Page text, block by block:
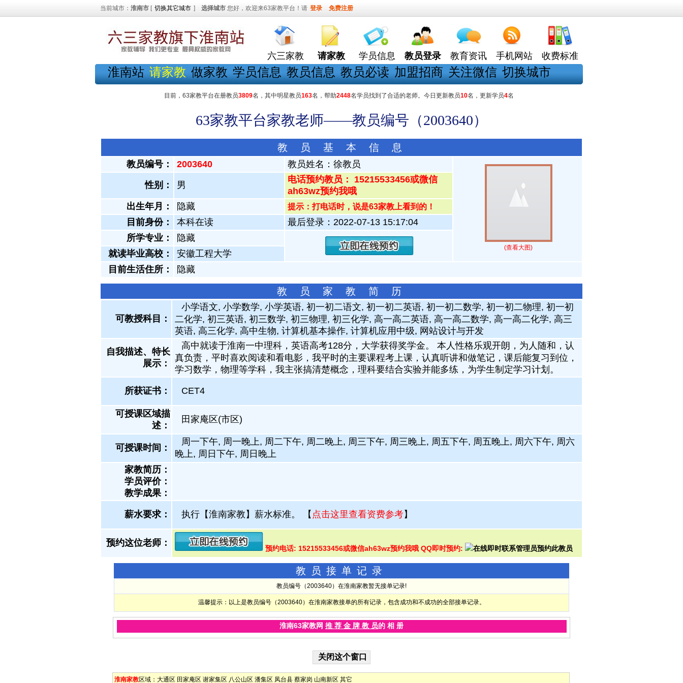
当前城市： 淮南市 [ 切换其它城市 ] 选择城市 您好，欢迎来63家教平台！请 登录 免费注册
六三家教 请家教 学员信息 教员登录 教育资讯 手机网站 收费标准
淮南站 请家教 做家教 学员信息 教员信息 教员必读 加盟招商 关注微信 切换城市
目前，63家教平台在册教员3809名，其中明星教员163名，帮助2448名学员找到了合适的老师。今日更新教员10名，更新学员4名
63家教平台家教老师——教员编号（2003640）
教 员 基 本 信 息
教员编号： 2003640 教员姓名： 徐教员
(查看大图)
性别： 男
电话预约教员： 15215533456或微信
ah63wz预约我哦
出生年月：
隐藏 提示：打电话时，说是63家教上看到的！
目前身份： 本科在读
最后登录：2022-07-13 15:17:04
所学专业：
隐藏
就读毕业高校：
安徽工程大学
目前生活住所：
隐藏
教 员 家 教 简 历
可教授科目：
小学语文, 小学数学, 小学英语, 初一初二语文, 初一初二英语, 初一初二数学, 初一初二物理, 初一初
二化学, 初三英语, 初三数学, 初三物理, 初三化学, 高一高二英语, 高一高二数学, 高一高二化学, 高三
英语, 高三化学, 高中生物, 计算机基本操作, 计算机应用中级, 网站设计与开发
自我描述、特长
展示 ：
高中就读于淮南一中理科，英语高考128分，大学获得奖学金。 本人性格乐观开朗，为人随和，认
真负责，平时喜欢阅读和看电影，我平时的主要课程考上课，认真听讲和做笔记，课后能复习到位，
学习数学，物理等学科，我主张搞清楚概念，理科要结合实验并能多练，为学生制定学习计划。
所获证书 ： CET4
可授课区域描
述：
田家庵区(市区)
可授课时间：
周一下午, 周一晚上, 周二下午, 周二晚上, 周三下午, 周三晚上, 周五下午, 周五晚上, 周六下午, 周六
晚上, 周日下午, 周日晚上
家教简历：
学员评价：
教学成果：
薪水要求： 执行【淮南家教】薪水标准。 【 点击这里查看资费参考】
预约这位老师：
预约电话: 15215533456或微信ah63wz预约我哦 QQ即时预约:
教员接单记录
教员编号（2003640）在淮南家教暂无接单记录!
温馨提示：以上是教员编号（2003640）在淮南家教接单的所有记录，包含成功和不成功的全部接单记录。
淮南63家教网 推 荐 金 牌 教 员的 相 册
淮南家教区域： 大通区 田家庵区 谢家集区 八公山区 潘集区 凤台县 蔡家岗 山南新区 其它